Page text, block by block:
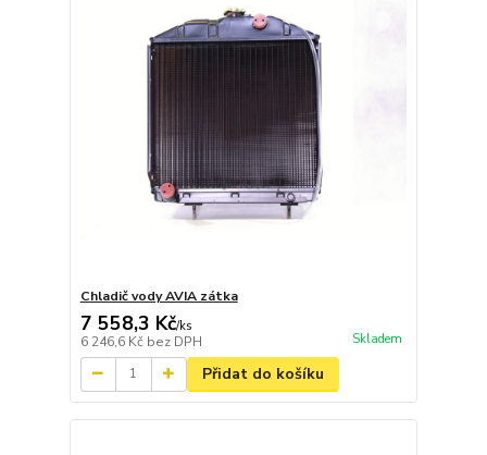
Chladič vody AVIA zátka
7 558,3 Kč/ks
6 246,6 Kč bez DPH Skladem
Přidat do košíku